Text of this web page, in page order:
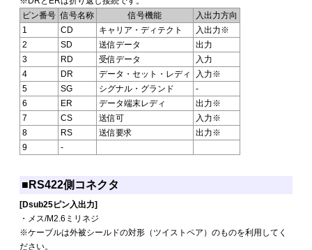
ピン番号 信号名称 信号機能
入出力方向
1
CD キャリア・ディテクト
入出力※
2
SD 送信データ
出力
3
RD 受信データ
入力
4
DR データ・セット・レディ
入力※
5
SG シグナル・グランド
-
6
ER データ端末レディ
出力※
7
CS 送信可
入力※
8
RS 送信要求
出力※
9
-
■RS422側コネクタ
[Dsub25ピン入出力]
・メス/M2.6ミリネジ
※ケーブルは外被シールドの対形（ツイストペア）のものを利用してく
ださい。